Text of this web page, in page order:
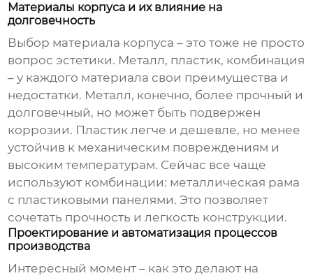
Материалы корпуса и их влияние на
долговечность
Выбор материала корпуса – это тоже не просто
вопрос эстетики. Металл, пластик, комбинация
– у каждого материала свои преимущества и
недостатки. Металл, конечно, более прочный и
долговечный, но может быть подвержен
коррозии. Пластик легче и дешевле, но менее
устойчив к механическим повреждениям и
высоким температурам. Сейчас все чаще
используют комбинации: металлическая рама
с пластиковыми панелями. Это позволяет
сочетать прочность и легкость конструкции.
Проектирование и автоматизация процессов
производства
Интересный момент – как это делают на